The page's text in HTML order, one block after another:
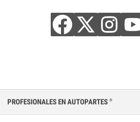
PROFESIONALES EN AUTOPARTES ®